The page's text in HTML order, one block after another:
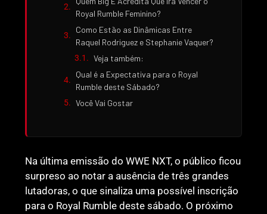
Royal Rumble Feminino?
Como Estão as Dinâmicas Entre
Raquel Rodriguez e Stephanie Vaquer?
Veja também:
Qual é a Expectativa para o Royal
Rumble deste Sábado?
Você Vai Gostar
Na última emissão do WWE NXT, o público ficou
surpreso ao notar a ausência de três grandes
lutadoras, o que sinaliza uma possível inscrição
para o Royal Rumble deste sábado. O próximo